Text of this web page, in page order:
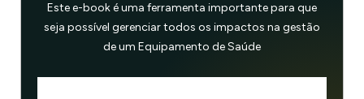
Este e-book é uma ferramenta importante para que
seja possível gerenciar todos os impactos na gestão
de um Equipamento de Saúde